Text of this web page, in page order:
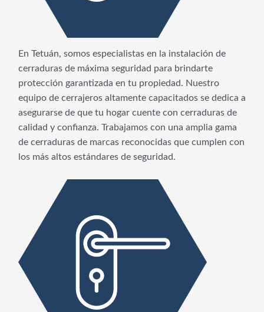
En Tetuán, somos especialistas en la instalación de
cerraduras de máxima seguridad para brindarte
protección garantizada en tu propiedad. Nuestro
equipo de cerrajeros altamente capacitados se dedica a
asegurarse de que tu hogar cuente con cerraduras de
calidad y confianza. Trabajamos con una amplia gama
de cerraduras de marcas reconocidas que cumplen con
los más altos estándares de seguridad.